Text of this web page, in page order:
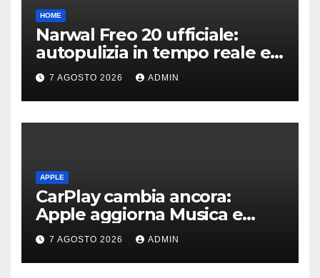
HOME
Narwal Freo 20 ufficiale:
autopulizia in tempo reale e
speciale design in tessuto
7 AGOSTO 2026 ADMIN
APPLE
CarPlay cambia ancora:
Apple aggiorna Musica e
Podcast in auto
7 AGOSTO 2026 ADMIN